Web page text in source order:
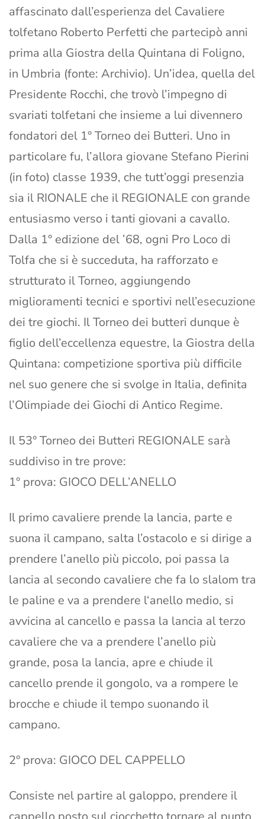
affascinato dall’esperienza del Cavaliere
tolfetano Roberto Perfetti che partecipò anni
prima alla Giostra della Quintana di Foligno,
in Umbria (fonte: Archivio). Un’idea, quella del
Presidente Rocchi, che trovò l’impegno di
svariati tolfetani che insieme a lui divennero
fondatori del 1° Torneo dei Butteri. Uno in
particolare fu, l’allora giovane Stefano Pierini
(in foto) classe 1939, che tutt’oggi presenzia
sia il RIONALE che il REGIONALE con grande
entusiasmo verso i tanti giovani a cavallo.
Dalla 1° edizione del ’68, ogni Pro Loco di
Tolfa che si è succeduta, ha rafforzato e
strutturato il Torneo, aggiungendo
miglioramenti tecnici e sportivi nell’esecuzione
dei tre giochi. Il Torneo dei butteri dunque è
figlio dell’eccellenza equestre, la Giostra della
Quintana: competizione sportiva più difficile
nel suo genere che si svolge in Italia, definita
l’Olimpiade dei Giochi di Antico Regime.
Il 53° Torneo dei Butteri REGIONALE sarà
suddiviso in tre prove:
1° prova: GIOCO DELL’ANELLO
Il primo cavaliere prende la lancia, parte e
suona il campano, salta l’ostacolo e si dirige a
prendere l’anello più piccolo, poi passa la
lancia al secondo cavaliere che fa lo slalom tra
le paline e va a prendere l‘anello medio, si
avvicina al cancello e passa la lancia al terzo
cavaliere che va a prendere l’anello più
grande, posa la lancia, apre e chiude il
cancello prende il gongolo, va a rompere le
brocche e chiude il tempo suonando il
campano.
2° prova: GIOCO DEL CAPPELLO
Consiste nel partire al galoppo, prendere il